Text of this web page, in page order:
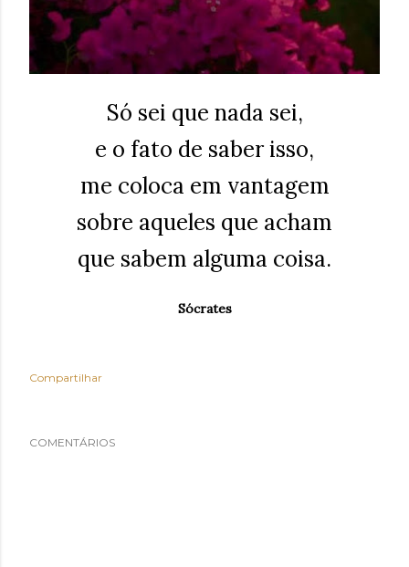
Só sei que nada sei,
e o fato de saber isso,
me coloca em vantagem
sobre aqueles que acham
que sabem alguma coisa.
Sócrates
Compartilhar
COMENTÁRIOS